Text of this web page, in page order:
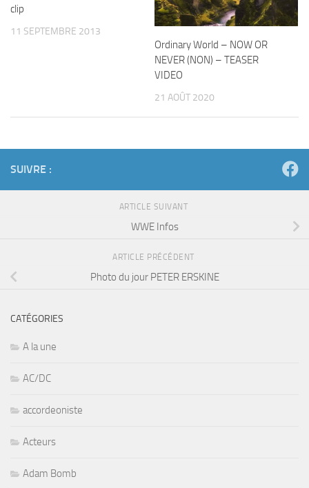
clip
11 SEPTEMBRE 2013
Ordinary World – NOW OR
NEVER (NON) – TEASER
VIDEO
21 AOÛT 2020
SUIVRE :
ARTICLE SUIVANT
WWE Infos
ARTICLE PRÉCÉDENT
Photo du jour PETER ERSKINE
CATÉGORIES
A la une
AC/DC
accordeoniste
Acteurs
Adam Bomb